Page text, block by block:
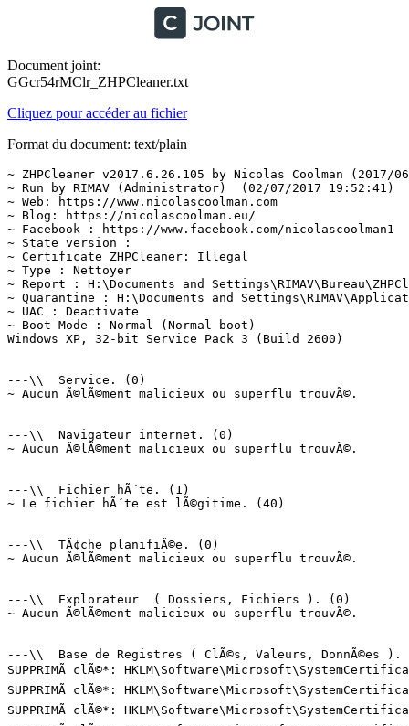
Document joint:
GGcr54rMClr_ZHPCleaner.txt
Cliquez pour accéder au fichier
Format du document: text/plain
~ ZHPCleaner v2017.6.26.105 by Nicolas Coolman (2017/
~ Run by RIMAV (Administrator)  (02/07/2017 19:52:41)
~ Web: https://www.nicolascoolman.com
~ Blog: https://nicolascoolman.eu/
~ Facebook : https://www.facebook.com/nicolascoolman1
~ State version :
~ Certificate ZHPCleaner: Illegal
~ Type : Nettoyer
~ Report : H:\Documents and
~ Quarantine : H:\Documents and
~ UAC : Deactivate
~ Boot Mode : Normal (Normal boot)
Windows XP, 32-bit Service Pack 3 (Build 2600)
---\\  Service. (0)
~ Aucun Ã©lÃ©ment malicieux ou superflu trouvÃ©.
---\\  Navigateur internet. (0)
~ Aucun Ã©lÃ©ment malicieux ou superflu trouvÃ©.
---\\  Fichier hÃ´te. (1)
~ Le fichier hÃ´te est lÃ©gitime. (40)
---\\  TÃ¢che planifiÃ©e. (0)
~ Aucun Ã©lÃ©ment malicieux ou superflu trouvÃ©.
---\\  Explorateur  ( Dossiers, Fichiers ). (0)
~ Aucun Ã©lÃ©ment malicieux ou superflu trouvÃ©.
---\\  Base de Registres ( ClÃ©s, Valeurs, DonnÃ©es ).
SUPPRIMÃ clÃ©*:
SUPPRIMÃ clÃ©*:
SUPPRIMÃ clÃ©*: